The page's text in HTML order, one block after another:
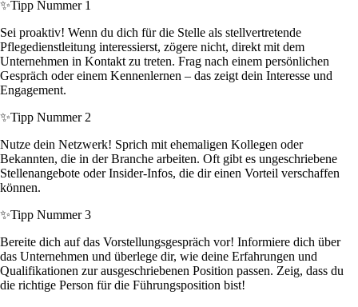
✨Tipp Nummer 1
Sei proaktiv! Wenn du dich für die Stelle als stellvertretende
Pflegedienstleitung interessierst, zögere nicht, direkt mit dem
Unternehmen in Kontakt zu treten. Frag nach einem persönlichen
Gespräch oder einem Kennenlernen – das zeigt dein Interesse und
Engagement.
✨Tipp Nummer 2
Nutze dein Netzwerk! Sprich mit ehemaligen Kollegen oder
Bekannten, die in der Branche arbeiten. Oft gibt es ungeschriebene
Stellenangebote oder Insider-Infos, die dir einen Vorteil verschaffen
können.
✨Tipp Nummer 3
Bereite dich auf das Vorstellungsgespräch vor! Informiere dich über
das Unternehmen und überlege dir, wie deine Erfahrungen und
Qualifikationen zur ausgeschriebenen Position passen. Zeig, dass du
die richtige Person für die Führungsposition bist!